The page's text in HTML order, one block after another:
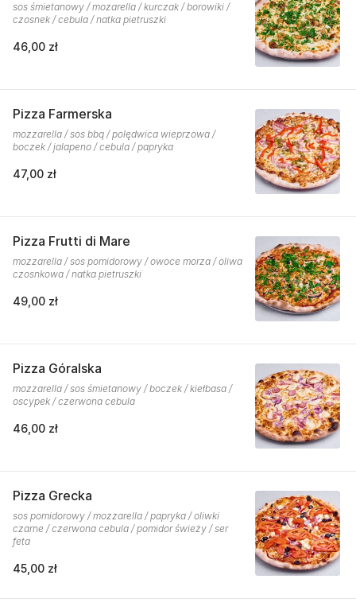
sos śmietanowy / mozarella / kurczak / borowiki /
czosnek / cebula / natka pietruszki
46,00 zł
Pizza Farmerska
mozzarella / sos bbq / polędwica wieprzowa /
boczek / jalapeno / cebula / papryka
47,00 zł
Pizza Frutti di Mare
mozzarella / sos pomidorowy / owoce morza / oliwa
czosnkowa / natka pietruszki
49,00 zł
Pizza Góralska
mozzarella / sos śmietanowy / boczek / kiełbasa /
oscypek / czerwona cebula
46,00 zł
Pizza Grecka
sos pomidorowy / mozzarella / papryka / oliwki
czarne / czerwona cebula / pomidor świeży / ser
feta
45,00 zł